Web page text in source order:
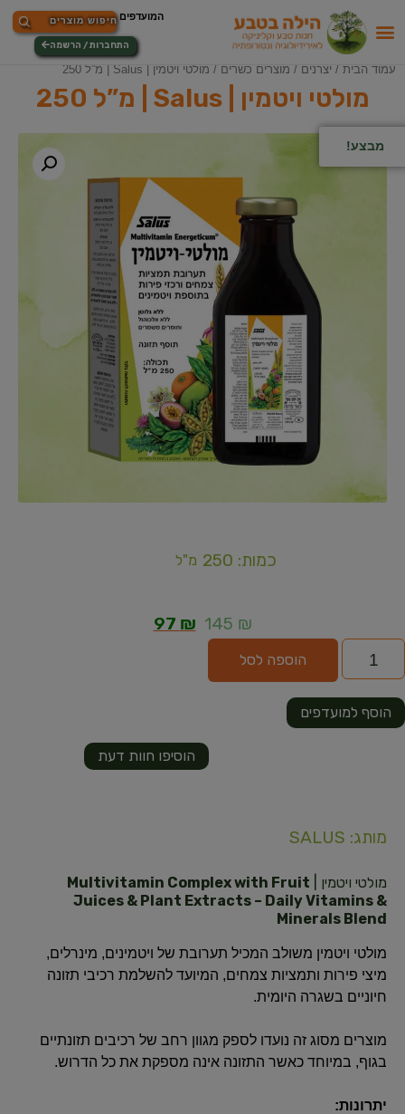
התחברות / הרשמה
עמוד הבית / יצרנים / מוצרים כשרים / מולטי ויטמין | Salus | מ”ל 250
מולטי ויטמין | Salus | מ”ל 250
מבצע!
כמות: 250 מ"ל
145 ₪
97 ₪
הוספה לסל
הוסיפו חוות דעת
הוסף למועדפים
מותג: SALUS
מולטי ויטמין | Multivitamin Complex with Fruit
Juices & Plant Extracts – Daily Vitamins &
Minerals Blend
מולטי ויטמין משולב המכיל תערובת של ויטמינים, מינרלים,
מיצי פירות ותמציות צמחים, המיועד להשלמת רכיבי תזונה
חיוניים בשגרה היומית.
מוצרים מסוג זה נועדו לספק מגוון רחב של רכיבים תזונתיים
בגוף, במיוחד כאשר התזונה אינה מספקת את כל הדרוש.
יתרונות: